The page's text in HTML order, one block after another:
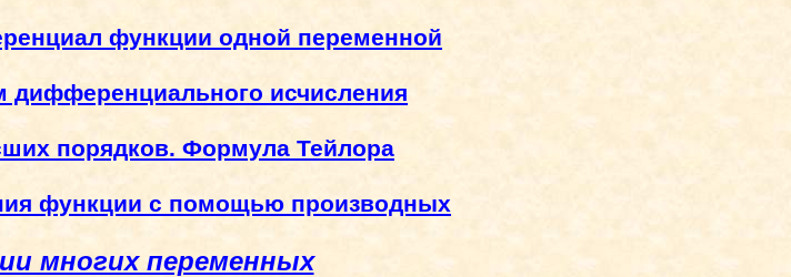
функции одной переменной
исчисления
порядков. Формула Тейлора
функции с помощью производных
многих переменных